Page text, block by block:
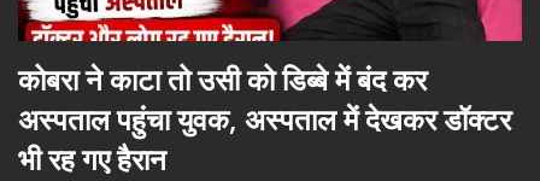
कोबरा ने काटा तो उसी को डिब्बे में बंद कर
अस्पताल पहुंचा युवक, अस्पताल में देखकर डॉक्टर
भी रह गए हैरान